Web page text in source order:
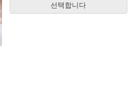
선택합니다